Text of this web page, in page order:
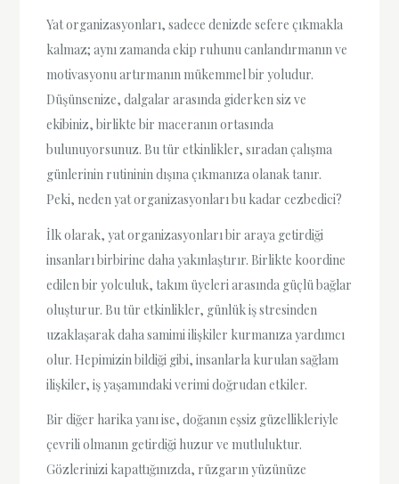
Yat organizasyonları, sadece denizde sefere çıkmakla
kalmaz; aynı zamanda ekip ruhunu canlandırmanın ve
motivasyonu artırmanın mükemmel bir yoludur.
Düşünsenize, dalgalar arasında giderken siz ve
ekibiniz, birlikte bir maceranın ortasında
bulunuyorsunuz. Bu tür etkinlikler, sıradan çalışma
günlerinin rutininin dışına çıkmanıza olanak tanır.
Peki, neden yat organizasyonları bu kadar cezbedici?
İlk olarak, yat organizasyonları bir araya getirdiği
insanları birbirine daha yakınlaştırır. Birlikte koordine
edilen bir yolculuk, takım üyeleri arasında güçlü bağlar
oluşturur. Bu tür etkinlikler, günlük iş stresinden
uzaklaşarak daha samimi ilişkiler kurmanıza yardımcı
olur. Hepimizin bildiği gibi, insanlarla kurulan sağlam
ilişkiler, iş yaşamındaki verimi doğrudan etkiler.
Bir diğer harika yanı ise, doğanın eşsiz güzellikleriyle
çevrili olmanın getirdiği huzur ve mutluluktur.
Gözlerinizi kapattığınızda, rüzgarın yüzünüze